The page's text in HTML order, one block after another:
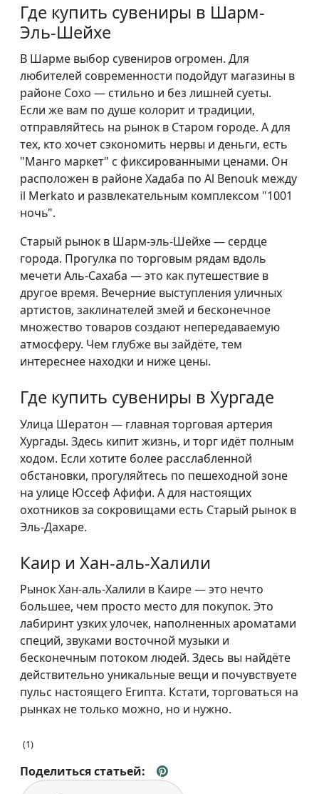
Где купить сувениры в Шарм-
Эль-Шейхе
В Шарме выбор сувениров огромен. Для
любителей современности подойдут магазины в
районе Сохо — стильно и без лишней суеты.
Если же вам по душе колорит и традиции,
отправляйтесь на рынок в Старом городе. А для
тех, кто хочет сэкономить нервы и деньги, есть
"Манго маркет" с фиксированными ценами. Он
расположен в районе Хадаба по Al Benouk между
il Merkato и развлекательным комплексом "1001
ночь".
Старый рынок в Шарм-эль-Шейхе — сердце
города. Прогулка по торговым рядам вдоль
мечети Аль-Сахаба — это как путешествие в
другое время. Вечерние выступления уличных
артистов, заклинателей змей и бесконечное
множество товаров создают непередаваемую
атмосферу. Чем глубже вы зайдёте, тем
интереснее находки и ниже цены.
Где купить сувениры в Хургаде
Улица Шератон — главная торговая артерия
Хургады. Здесь кипит жизнь, и торг идёт полным
ходом. Если хотите более расслабленной
обстановки, прогуляйтесь по пешеходной зоне
на улице Юссеф Афифи. А для настоящих
охотников за сокровищами есть Старый рынок в
Эль-Дахаре.
Каир и Хан-аль-Халили
Рынок Хан-аль-Халили в Каире — это нечто
большее, чем просто место для покупок. Это
лабиринт узких улочек, наполненных ароматами
специй, звуками восточной музыки и
бесконечным потоком людей. Здесь вы найдёте
действительно уникальные вещи и почувствуете
пульс настоящего Египта. Кстати, торговаться на
рынках не только можно, но и нужно.
(1)
Поделиться статьей: